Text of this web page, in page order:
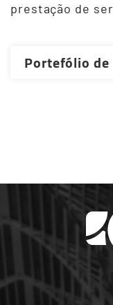
prestação de
Portefólio de